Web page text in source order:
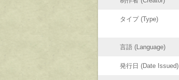
タイプ (Type)
言語 (Language)
発行日 (Date Issued)